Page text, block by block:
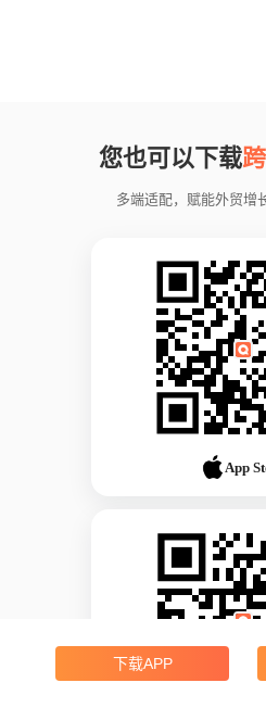
您也可以下载
多端适配，赋能外贸增
App
下载APP